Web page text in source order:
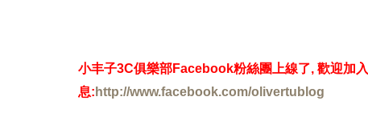
小丰子3C俱樂部Facebook粉絲團上線了, 歡迎加入
息: http://www.facebook.com/olivertublog